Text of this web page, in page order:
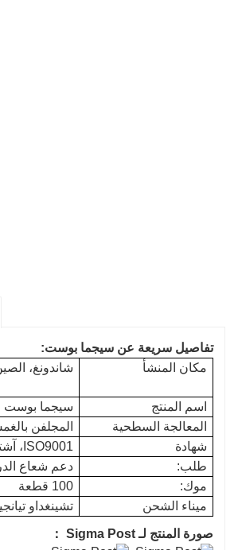
تفاصيل سريعة عن سيجما بوست:
مكان المنشأ
شاندونغ،
اسم المنتج
سيجما بوست
المعالجة السطحية
المجلفن
شهادة
ISO9001، آشتو M180
طلب:
دعم شعاع
موك:
100 قطعة
ميناء الشحن
تشينغداو
صورة المنتج لـ Sigma Post ：